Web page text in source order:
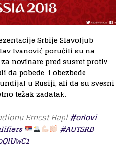
Srbije Slavoljub
Ivanović poručili su na
novinare pred susret protiv
da pobede i obezbede
u Rusiji, ali da su svesni
težak zadatak.
Ernest Hapl#orlovi
#AUTSRB